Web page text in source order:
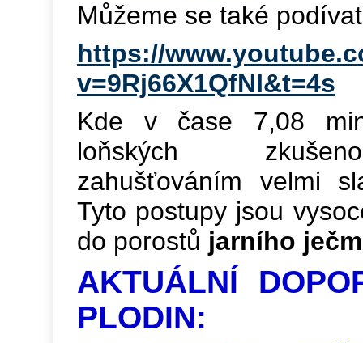
Můžeme se také
https://
v=9Rj66X1QfNI&t=4s
Kde v čase 7,08
loňských
zahušťováním velmi
Tyto postupy jsou
do porostů jarního
AKTUÁLNÍ
PLODIN: